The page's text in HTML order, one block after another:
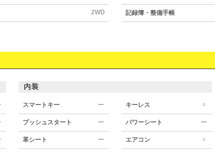
2WD 記録簿・整備手帳
内装
スマートキー ー キーレス ○
プッシュスタート ー パワーシート ー
革シート ー エアコン ○